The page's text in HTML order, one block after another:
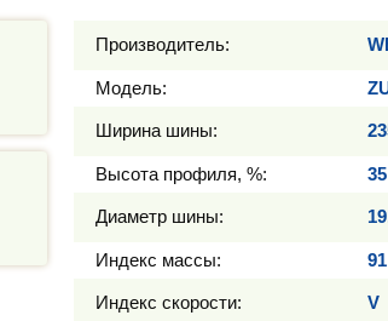
Производитель:
Модель:
Ширина шины:
Высота профиля, %: 35
Диаметр шины:
Индекс массы: 91
Индекс скорости: V